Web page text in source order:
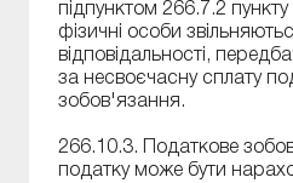
підпунктом 266.7.2 пункту
фізичні особи
відповідальності,
за несвоєчасну сплату
зобов'язання.
266.10.3. Податкове
податку може бути